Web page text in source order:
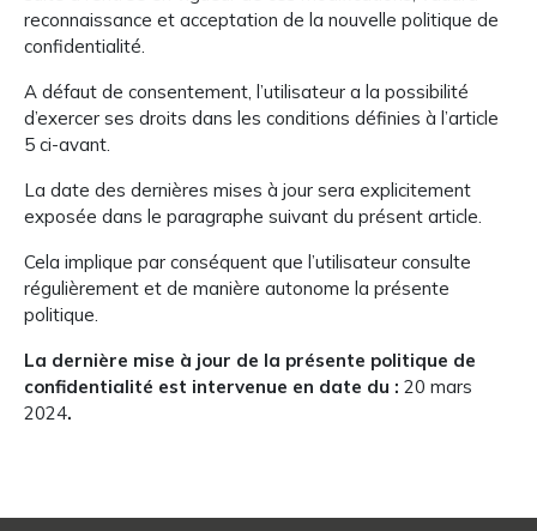
reconnaissance et acceptation de la nouvelle politique de
confidentialité.
A défaut de consentement, l’utilisateur a la possibilité
d’exercer ses droits dans les conditions définies à l’article
5 ci-avant.
La date des dernières mises à jour sera explicitement
exposée dans le paragraphe suivant du présent article.
Cela implique par conséquent que l’utilisateur consulte
régulièrement et de manière autonome la présente
politique.
La dernière mise à jour de la présente politique de
confidentialité est intervenue en date du : 20 mars
2024.